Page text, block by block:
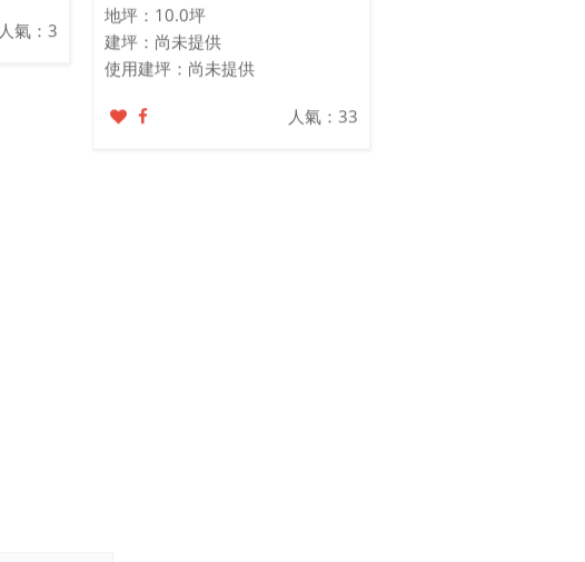
地坪：10.0坪
建坪：尚未提供
使用建坪：尚未提供
人氣：33
人氣：3